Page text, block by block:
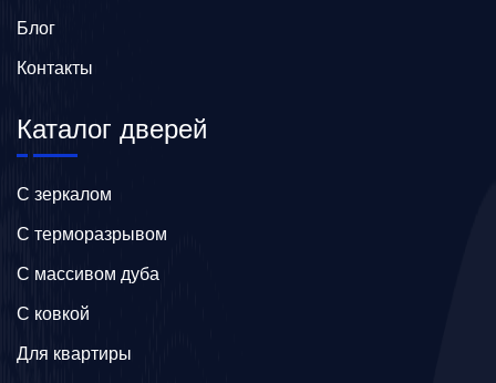
Блог
Контакты
Каталог дверей
C зеркалом
C терморазрывом
C массивом дуба
C ковкой
Для квартиры